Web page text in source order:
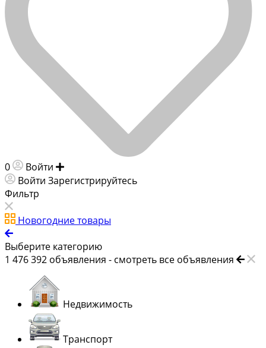
0 Войти
Войти Зарегистрируйтесь
Фильтр
Новогодние товары
Выберите категорию
1 476 392 объявления - смотреть все объявления
Недвижимость
Транспорт